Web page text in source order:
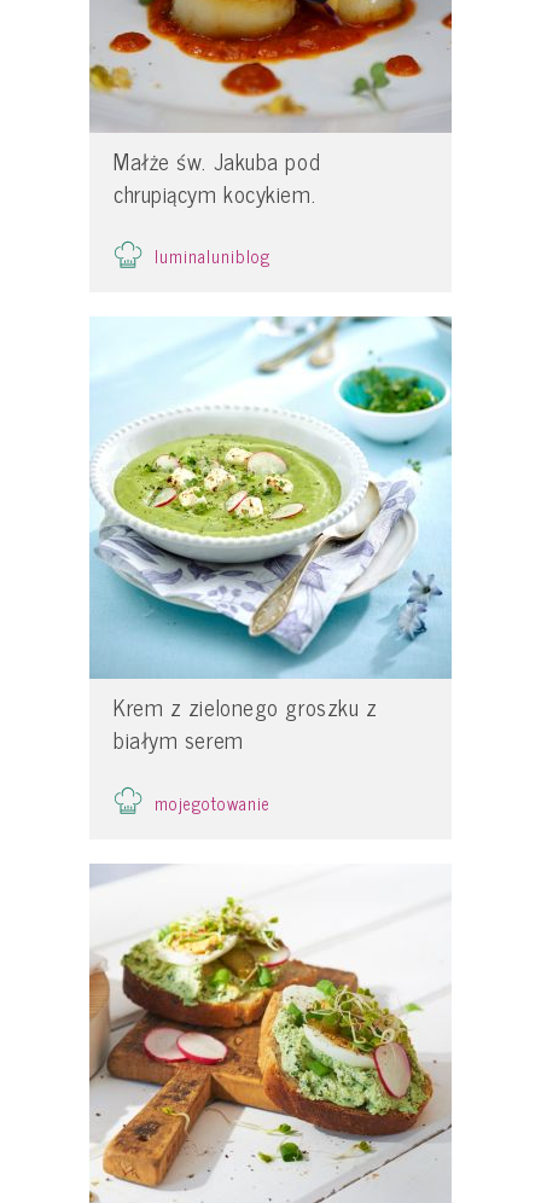
Małże św. Jakuba pod
chrupiącym kocykiem.
luminaluniblog
Krem z zielonego groszku z
białym serem
mojegotowanie